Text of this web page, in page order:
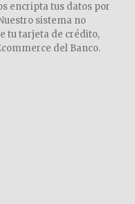
encripta tus datos por
sistema no
tu tarjeta de crédito,
del Banco.